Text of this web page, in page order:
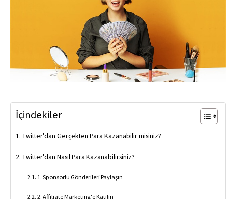
İçindekiler
Twitter'dan Gerçekten Para Kazanabilir misiniz?
Twitter'dan Nasıl Para Kazanabilirsiniz?
1. Sponsorlu Gönderileri Paylaşın
2. Affiliate Marketing'e Katılın